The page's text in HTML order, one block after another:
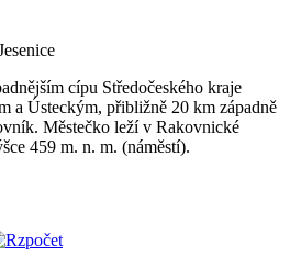
cípu Středočeského kraje
a Ústeckým, přibližně 20 km západně
Městečko leží v Rakovnické
459 m. n. m. (náměstí).